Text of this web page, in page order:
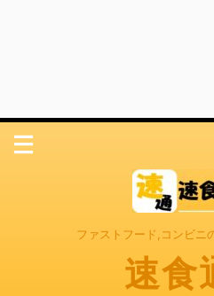
ファストフード,コンビニ
速食